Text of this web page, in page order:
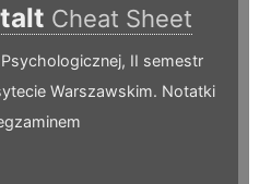
Cheat Sheet
II semestr
Warszawskim. Notatki